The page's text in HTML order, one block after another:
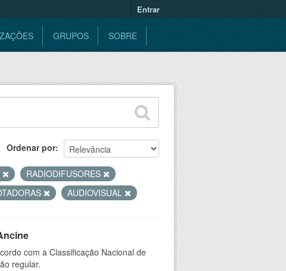
Entrar
GRUPOS SOBRE
Ordenar por
RADIODIFUSORES
AUDIOVISUAL
com a Classificação Nacional de
regular.